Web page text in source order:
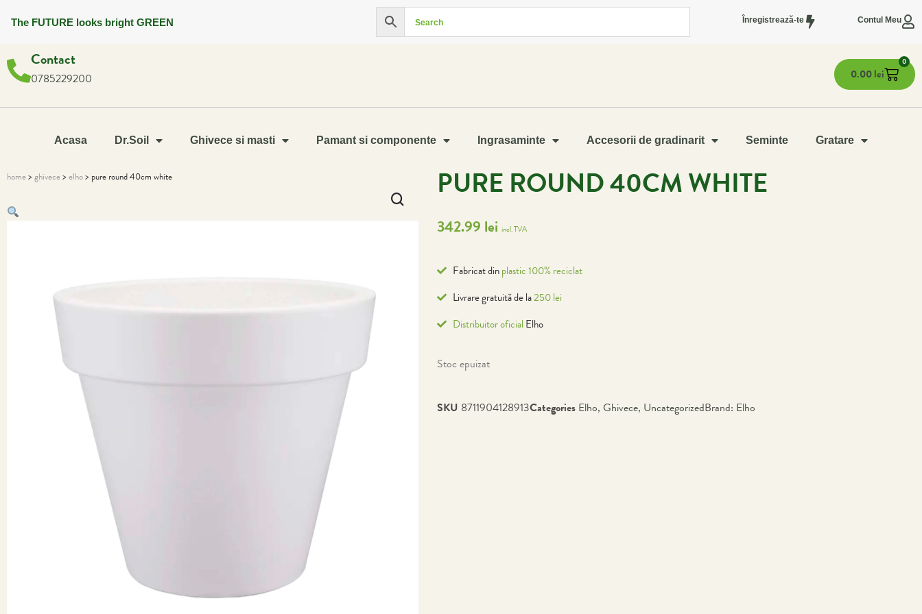
The FUTURE looks bright GREEN Înregistrează-te Contul Meu
Contact
0785229200 0.00lei
0
Acasa Dr.Soil Ghivece si masti Pamant si componente Ingrasaminte Accesorii de gradinarit Seminte Gratare
home>ghivece>elho> pure round 40cm white PURE ROUND 40CM WHITE
342.99 lei incl. TVA
Fabricat dinplastic 100% reciclat
Livrare gratuită de la250 lei
Distribuitor oficial Elho
Stoc epuizat
SKU 8711904128913Categories Elho, Ghivece, UncategorizedBrand: Elho